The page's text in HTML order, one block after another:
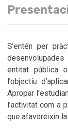
S’entén per
entitat pública
l’objectiu
Apropar
l’activitat com a
que afavoreixin